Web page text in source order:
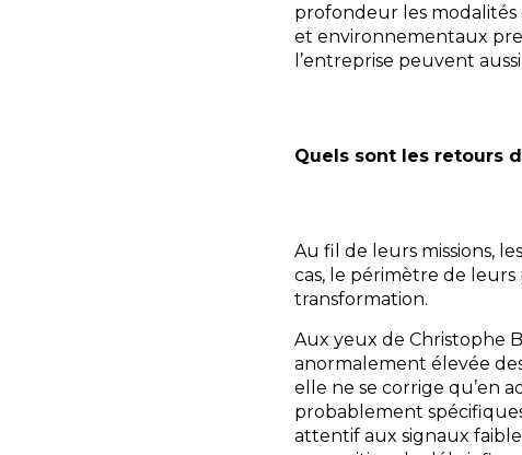
profondeur les modalités
et environnementaux
l’entreprise peuvent
Quels sont les retours
Au fil de leurs missions,
cas, le périmètre de leurs
transformation.
Aux yeux de Christophe
anormalement élevée
elle ne se corrige qu’en
probablement
attentif aux signaux